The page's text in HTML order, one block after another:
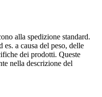
alla spedizione standard.
es. a causa del peso, delle
dei prodotti. Queste
nella descrizione del